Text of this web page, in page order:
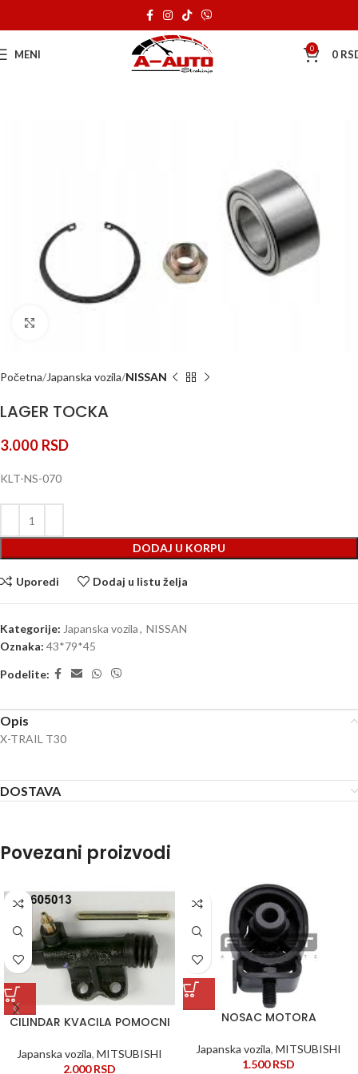
MENI 0 0
Početna Japanska vozila NISSAN
LAGER TOCKA
3.000 RSD
KLT-NS-070
DODAJ U KORPU
Uporedi Dodaj u listu želja
Kategorije: Japanska vozila, NISSAN
Oznaka: 43*79*45
Podelite:
Opis
X-TRAIL T30
DOSTAVA
Povezani proizvodi
CILINDAR KVACILA POMOCNI
Japanska vozila, MITSUBISHI
2.000RSD
NOSAC MOTORA
Japanska vozila, MITSUBISHI
1.500RSD